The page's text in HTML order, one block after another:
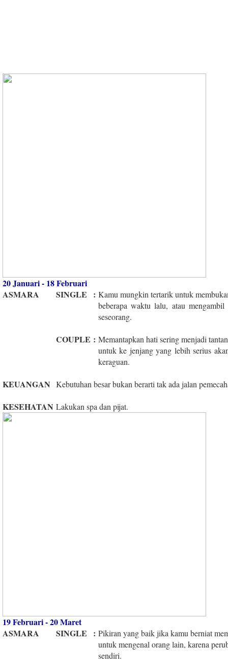
20 Januari - 18 Februari
ASMARA
SINGLE : Kamu mungkin tertarik untuk
beberapa waktu lalu, atau
seseorang.
COUPLE : Memantapkan hati sering menjadi
untuk ke jenjang yang lebih serius
keraguan.
KEUANGAN Kebutuhan besar bukan berarti tak ada jalan
KESEHATAN Lakukan spa dan pijat.
19 Februari - 20 Maret
ASMARA
SINGLE : Pikiran yang baik jika kamu berniat
untuk mengenal orang lain, karena
sendiri.